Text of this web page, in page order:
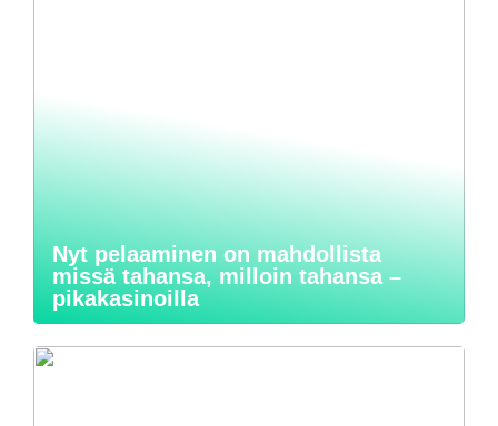
Nyt pelaaminen on mahdollista
missä tahansa, milloin tahansa –
pikakasinoilla